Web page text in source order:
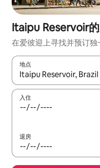
Itaipu Reservoir
在爱彼迎上寻找并预订
地点
如有搜索结果，请使用上
入住
退房